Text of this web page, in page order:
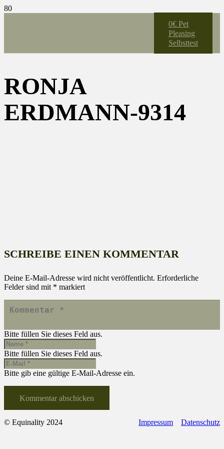
0€ Pet
Pleasing
Selbsttest
RONJA
ERDMANN-9314
SCHREIBE EINEN KOMMENTAR
Deine E-Mail-Adresse wird nicht veröffentlicht. Erforderliche
Felder sind mit * markiert
Bitte füllen Sie dieses Feld aus.
Bitte füllen Sie dieses Feld aus.
Bitte gib eine gültige E-Mail-Adresse ein.
Kommentar abschicken
© Equinality 2024 Impressum Datenschutz